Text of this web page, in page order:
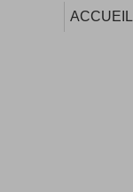
ACCUEIL